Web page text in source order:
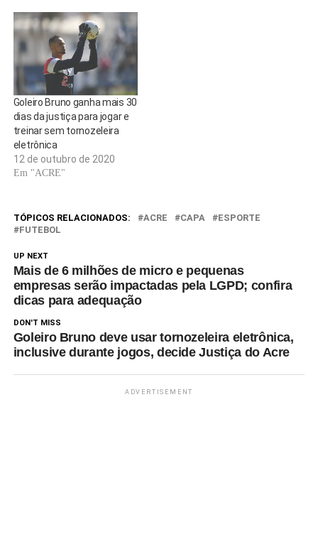
Goleiro Bruno ganha mais 30
dias da justiça para jogar e
treinar sem tornozeleira
eletrônica
12 de outubro de 2020
Em "ACRE"
TÓPICOS RELACIONADOS: ACRE CAPA
ESPORTE
FUTEBOL
UP NEXT
Mais de 6 milhões de micro e pequenas
empresas serão impactadas pela LGPD; confira
dicas para adequação
DON'T MISS
Goleiro Bruno deve usar tornozeleira eletrônica,
inclusive durante jogos, decide Justiça do Acre
ADVERTISEMENT